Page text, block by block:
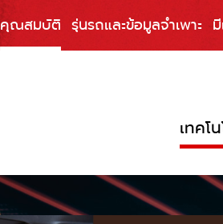
คุณสมบัติ รุ่นรถและข้อมูลจำเพาะ
เทคโ